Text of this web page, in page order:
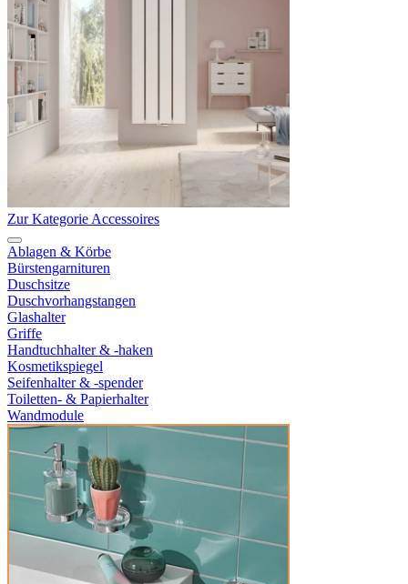
Zur Kategorie Accessoires
Ablagen & Körbe
Bürstengarnituren
Duschsitze
Duschvorhangstangen
Glashalter
Griffe
Handtuchhalter & -haken
Kosmetikspiegel
Seifenhalter & -spender
Toiletten- & Papierhalter
Wandmodule